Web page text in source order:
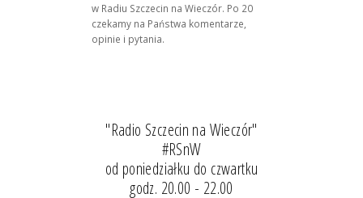
w Radiu Szczecin na Wieczór. Po 20
czekamy na Państwa komentarze,
opinie i pytania.
"Radio Szczecin na Wieczór"
#RSnW
od poniedziałku do czwartku
godz. 20.00 - 22.00